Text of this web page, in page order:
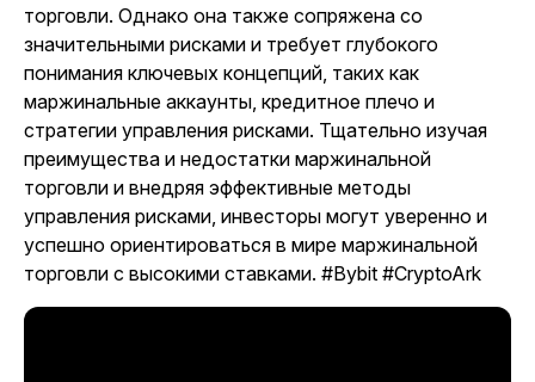
торговли. Однако она также сопряжена со
значительными рисками и требует глубокого
понимания ключевых концепций, таких как
маржинальные аккаунты, кредитное плечо и
стратегии управления рисками. Тщательно изучая
преимущества и недостатки маржинальной
торговли и внедряя эффективные методы
управления рисками, инвесторы могут уверенно и
успешно ориентироваться в мире маржинальной
торговли с высокими ставками. #Bybit #CryptoArk